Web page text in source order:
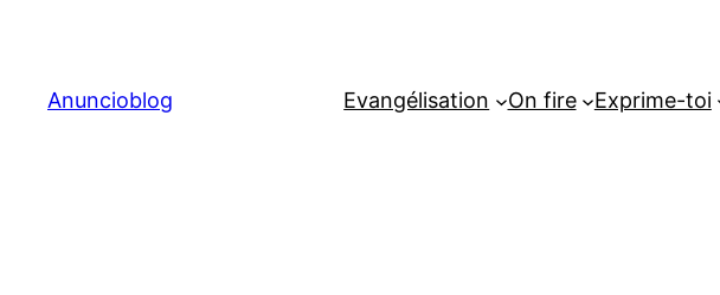
contenu
Anuncioblog Evangélisation On fire Exprime-toi